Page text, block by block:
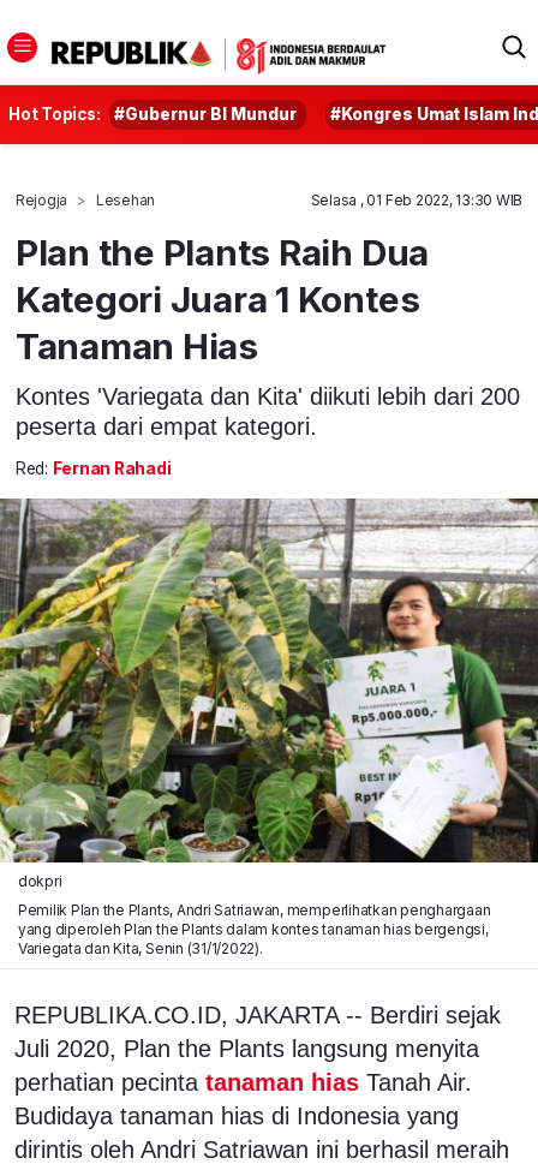
Hot Topics: #Gubernur BI Mundur #Kongres Umat Islam
Rejogja Lesehan Selasa , 01 Feb 2022, 13:30 WIB
Plan the Plants Raih Dua
Kategori Juara 1 Kontes
Tanaman Hias
Kontes 'Variegata dan Kita' diikuti lebih dari 200
peserta dari empat kategori.
Red: Fernan Rahadi
dokpri
Pemilik Plan the Plants, Andri Satriawan, memperlihatkan penghargaan
yang diperoleh Plan the Plants dalam kontes tanaman hias bergengsi,
Variegata dan Kita, Senin (31/1/2022).
REPUBLIKA.CO.ID, JAKARTA -- Berdiri sejak
Juli 2020, Plan the Plants langsung menyita
perhatian pecinta tanaman hias Tanah Air.
Budidaya tanaman hias di Indonesia yang
dirintis oleh Andri Satriawan ini berhasil meraih